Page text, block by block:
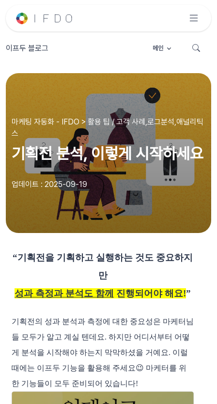
이프두 블로그 메인
마케팅 자동화 - IFDO > 활용 팁 / 고객 사례,로그분석,애널리틱
스
기획전 분석, 이렇게 시작하세요
업데이트 : 2025-09-19
“기획전을 기획하고 실행하는 것도 중요하지
만
성과 측정과 분석도 함께
진행되어야 해요!”
기획전의 성과 분석과 측정에 대한 중요성은 마케터님
들 모두가 알고 계실 텐데요. 하지만 어디서부터 어떻
게 분석을 시작해야 하는지 막막하셨을 거예요. 이럴
때에는 이프두 기능을 활용해 주세요😉 마케터를 위
한 기능들이 모두 준비되어 있습니다!